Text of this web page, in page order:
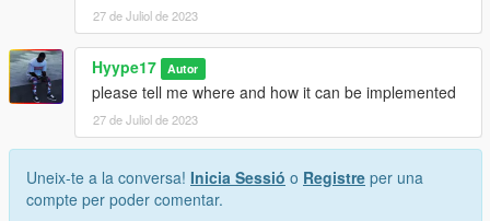
27 de Juliol de 2023
Hyype17 Autor
please tell me where and how it can be implemented
27 de Juliol de 2023
Uneix-te a la conversa! Inicia Sessió o Registre per una
compte per poder comentar.